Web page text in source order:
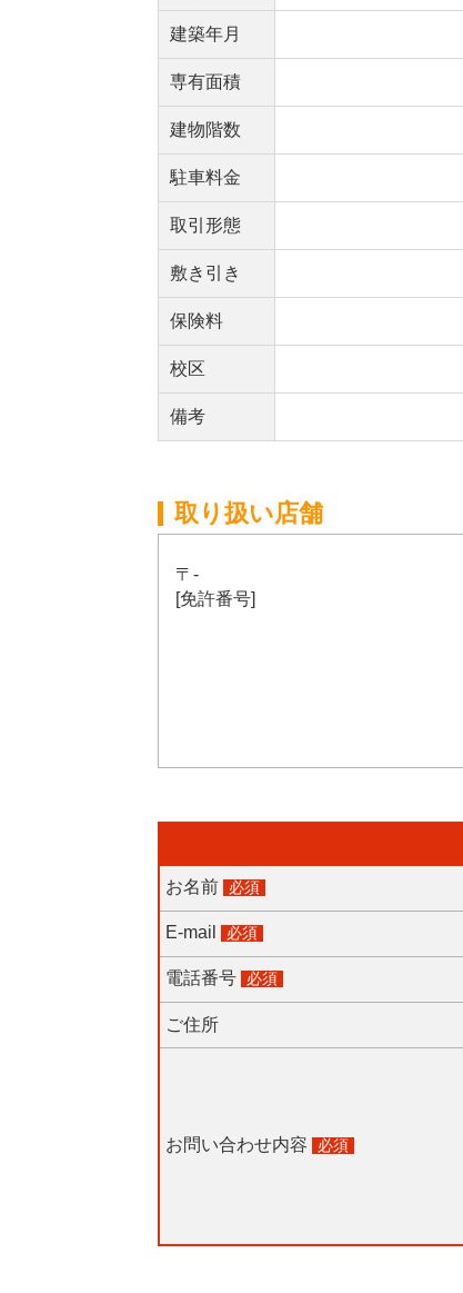
建築年月
専有面積
建物階数
駐車料金
取引形態
敷き引き
保険料
校区
備考
取り扱い店舗
〒-
[免許番号]